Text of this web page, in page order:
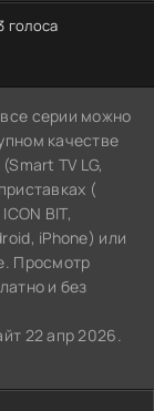
голоса
серии можно
качестве
TV LG,
(
BIT,
iPhone) или
Просмотр
и без
22 апр 2026.